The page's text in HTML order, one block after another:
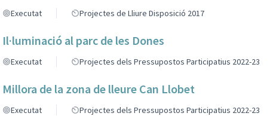
Executat Projectes de Lliure Disposició 2017
Il·luminació al parc de les Dones
Executat Projectes dels Pressupostos Participatius 2022-23
Millora de la zona de lleure Can Llobet
Executat Projectes dels Pressupostos Participatius 2022-23